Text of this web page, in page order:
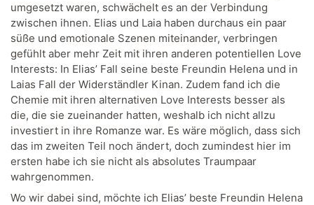
umgesetzt waren, schwächelt es an der Verbindung
zwischen ihnen. Elias und Laia haben durchaus ein paar
süße und emotionale Szenen miteinander, verbringen
gefühlt aber mehr Zeit mit ihren anderen potentiellen Love
Interests: In Elias’ Fall seine beste Freundin Helena und in
Laias Fall der Widerständler Kinan. Zudem fand ich die
Chemie mit ihren alternativen Love Interests besser als
die, die sie zueinander hatten, weshalb ich nicht allzu
investiert in ihre Romanze war. Es wäre möglich, dass sich
das im zweiten Teil noch ändert, doch zumindest hier im
ersten habe ich sie nicht als absolutes Traumpaar
wahrgenommen.
Wo wir dabei sind, möchte ich Elias’ beste Freundin Helena